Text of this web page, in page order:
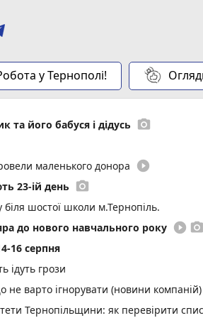
у Тернополі!
та його бабуся і дідусь photo_camera
маленького донора play_circle_filled
23-ій день photo_camera
біля шостої школи м.Тернопіль.
до нового навчального року play_circle_filled photo_camera
16 серпня
ідуть грози
не варто ігнорувати (новини компаній)
Тернопільщини: як перевірити